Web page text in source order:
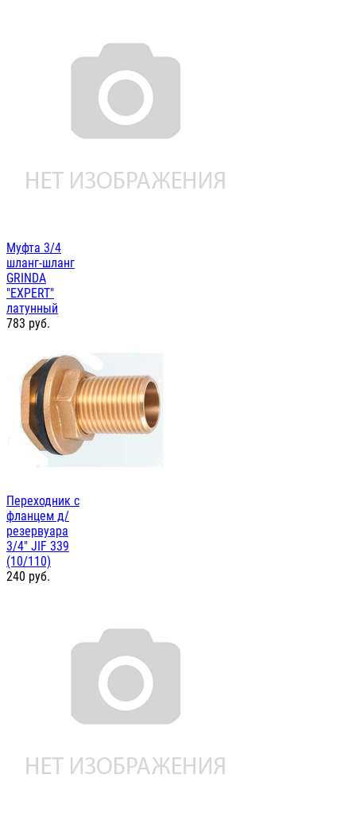
Муфта 3/4
шланг-шланг
GRINDA
"EXPERT"
латунный
783 руб.
Переходник с
фланцем д/
резервуара
3/4" JIF 339
(10/110)
240 руб.